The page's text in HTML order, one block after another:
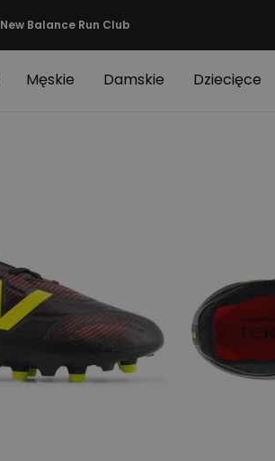
New Balance Run Club
Męskie Damskie Dziecięce